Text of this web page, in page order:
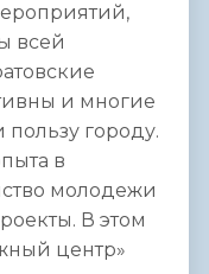
всей
и многие
городу.
в
молодежи
В этом
центр»